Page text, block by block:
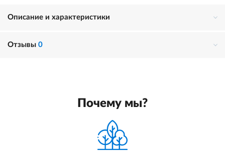
Описание и характеристики
Отзывы 0
Почему мы?